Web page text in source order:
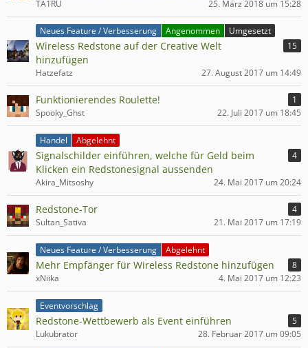
TA1RU
25. März 2018 um 15:28
Neues Feature / Verbesserung Angenommen Umgesetzt
Wireless Redstone auf der Creative Welt
hinzufügen
15
Hatzefatz 27. August 2017 um 14:49
Funktionierendes Roulette!
1
Spooky_Ghst
22. Juli 2017 um 18:45
Handel Abgelehnt
Signalschilder einführen, welche für Geld beim
Klicken ein Redstonesignal aussenden
4
Akira_Mitsoshy 24. Mai 2017 um 20:24
Redstone-Tor
4
Sultan_Sativa
21. Mai 2017 um 17:19
Neues Feature / Verbesserung Abgelehnt
Mehr Empfänger für Wireless Redstone hinzufügen
8
xNiika
4. Mai 2017 um 12:23
Eventvorschlag
Redstone-Wettbewerb als Event einführen
5
Lukubrator
28. Februar 2017 um 09:05